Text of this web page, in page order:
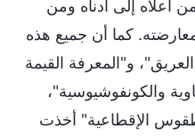
أعلاه إلى أدناه ومن
كما أن جميع هذه
و"المعرفة القيمة
والكونفوشيوسية"،
الإقطاعية" أخذت